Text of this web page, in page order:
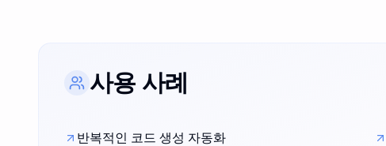
사용 사례
반복적인 코드 생성 자동화